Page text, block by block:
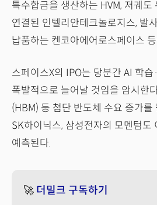
특수합금을 생산하는 HVM, 저궤도
연결된 인텔리안테크놀로지스, 발
납품하는 켄코아에어로스페이스
스페이스X의 IPO는 당분간 AI 학
폭발적으로 늘어날 것임을 암시한
(HBM) 등 첨단 반도체 수요 증가를
SK하이닉스, 삼성전자의 모멘텀도
예측된다.
🚀 더밀크 구독하기